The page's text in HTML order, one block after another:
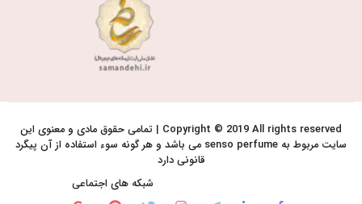
Copyright © 2019 All rights reserved | تمامی حقوق مادی و معنوی این
سایت مربوط به senso perfume می باشد و هر گونه سوء استفاده از آن پیگرد
قانونی دارد
شبکه های اجتماعی